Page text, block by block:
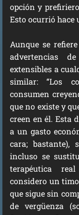
opción y
Esto ocurrió hace
Aunque se
advertencias
extensibles a
similar: “Los
consumen
que no existe y
creen en él. Esta
a un gasto
cara; bastante),
incluso se
terapéutica
considero un
que sigue sin
de vergüenza